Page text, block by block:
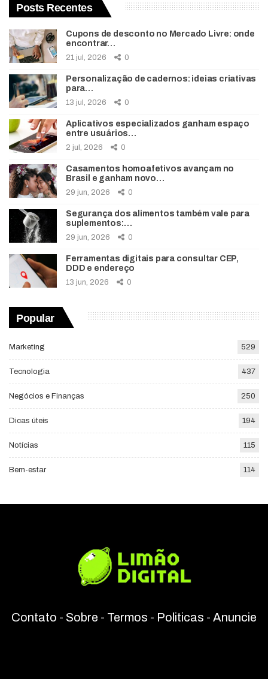
Posts Recentes
Cupons de desconto no Mercado Livre: onde
encontrar…
21 jul, 2026 0
Personalização de cadernos: ideias criativas
para…
13 jul, 2026 0
Aplicativos especializados ganham espaço
entre usuários…
2 jul, 2026 0
Casamentos homoafetivos avançam no
Brasil e ganham novo…
29 jun, 2026 0
Segurança dos alimentos também vale para
suplementos:…
29 jun, 2026 0
Ferramentas digitais para consultar CEP,
DDD e endereço
13 jun, 2026 0
Popular
Marketing 529
Tecnologia 437
Negócios e Finanças 250
Dicas úteis 194
Notícias 115
Bem-estar 114
Contato - Sobre - Termos - Politicas - Anuncie